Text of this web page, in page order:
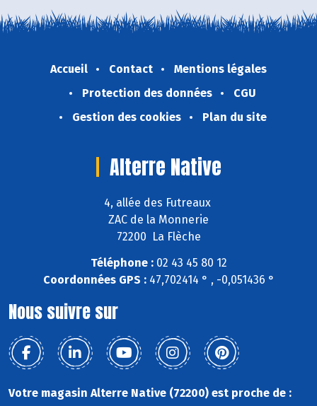
Accueil Contact
Mentions légales
Protection des données
CGU
Gestion des cookies
Plan du site
Alterre Native
4, allée des Futreaux
ZAC de la Monnerie
72200 La Flèche
Téléphone :02 43 45 80 12
Coordonnées GPS :47,702414 ° , -0,051436 °
Nous suivre sur
Votre magasin Alterre Native (72200) est proche de :